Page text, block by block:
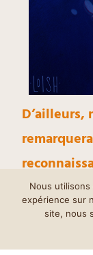
D’ailleurs,
Sa vision
Nous
expérience sur
site, nous